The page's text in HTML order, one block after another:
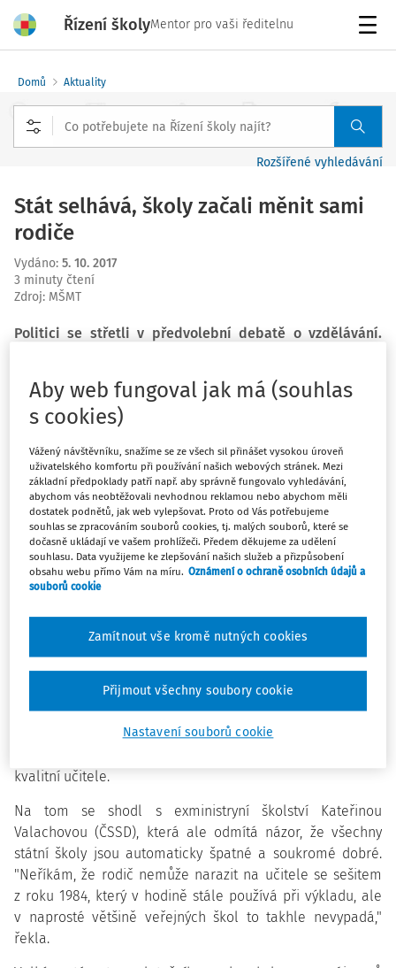
Řízení školyMentor pro vaši ředitelnu
Domů Aktuality
Rozšířené vyhledávání
Stát selhává, školy začali měnit sami
rodiče
Vydáno: 5. 10. 2017
3 minuty čtení
Zdroj: MŠMT
Politici se střetli v předvolební debatě o vzdělávání.
měnit zdola - zakládáním soukromých škol -, což lze
napravit jen investicemi do vzdělávání. Shodli se na
tom, že je potřeba ulevit školám od byrokracie, s
Vzdělávání je konečně téma, nejen u politiků, ale hlavně
mezi rodiči, kteří začali mnohem více řešit, do jakých škol
chodí jejich děti, shodli se zástupci politických stran při
debatě, kterou uspořádala vzdělávací organizace EDUin.
"Do školství míří privátní peníze, spousta rodičů školy
zakládá nebo je ochotná za ty kvalitní platit. Stát tomu
musí umět konkurovat," upozornil Ivan Gabal z KDU-ČSL.
František Vácha (TOP 09) vidí nárůst počtu soukromých
škol jako selhání veřejného školství. "U nás na vysoké
škole za mnou chodí kolegové a ptají se, jestli bychom
nemohli zřídit fakultní soukromou školu, že nechtějí své
děti posílat do státní," prohlásil s tím, že jediné, co s tím
kvalitní učitele.
Na tom se shodl s exministryní školství Kateřinou
Valachovou (ČSSD), která ale odmítá názor, že všechny
státní školy jsou automaticky špatné a soukromé dobré.
"Neříkám, že rodič nemůže narazit na učitele se sešitem
z roku 1984, který v hodině stále používá při výkladu, ale
v naprosté většině veřejných škol to takhle nevypadá,"
řekla.
Aby web fungoval jak má (souhlas
s cookies)
Vážený návštěvníku, snažíme se ze všech sil přinášet vysokou úroveň
uživatelského komfortu při používání našich webových stránek. Mezi
základní předpoklady patří např. aby správně fungovalo vyhledávání,
abychom vás neobtěžovali nevhodnou reklamou nebo abychom měli
dostatek podnětů, jak web vylepšovat. Proto od Vás potřebujeme
souhlas se zpracováním souborů cookies, tj. malých souborů, které se
dočasně ukládají ve vašem prohlížeči. Předem děkujeme za udělení
souhlasu. Data využijeme ke zlepšování našich služeb a přizpůsobení
obsahu webu přímo Vám na míru. Oznámení o ochraně osobních údajů a
souborů cookie
Nastavení souborů cookie
Zamítnout vše kromě nutných cookies
Přijmout všechny soubory cookie